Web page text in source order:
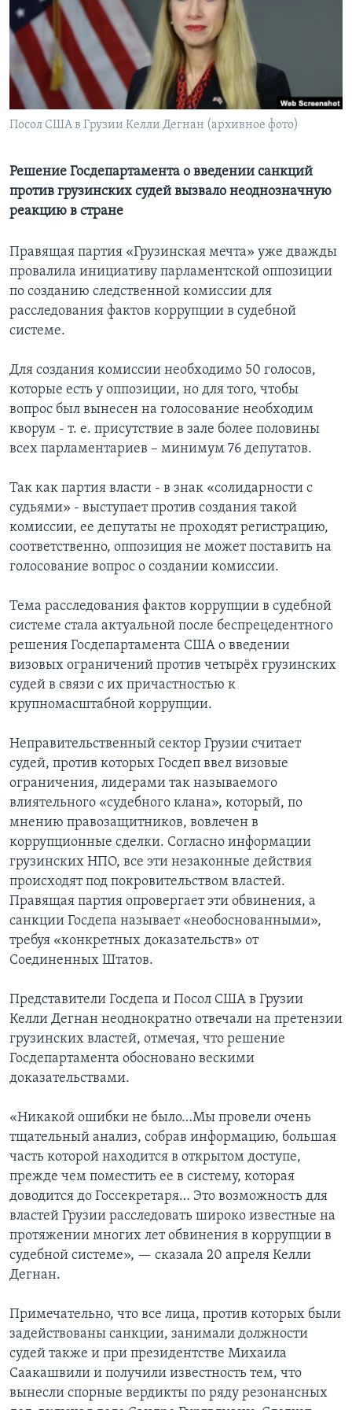
Learning English
СОЦИАЛЬНЫЕ СЕТИ
Посол США в Грузии Келли Дегнан (архивное фото)
Решение Госдепартамента о введении санкций
против грузинских судей вызвало неоднозначную
реакцию в стране
Правящая партия «Грузинская мечта» уже дважды
провалила инициативу парламентской оппозиции
по созданию следственной комиссии для
расследования фактов коррупции в судебной
системе.
Для создания комиссии необходимо 50 голосов,
которые есть у оппозиции, но для того, чтобы
вопрос был вынесен на голосование необходим
кворум - т. е. присутствие в зале более половины
всех парламентариев – минимум 76 депутатов.
Так как партия власти - в знак «солидарности с
судьями» - выступает против создания такой
комиссии, ее депутаты не проходят регистрацию,
соответственно, оппозиция не может поставить на
голосование вопрос о создании комиссии.
Тема расследования фактов коррупции в судебной
системе стала актуальной после беспрецедентного
решения Госдепартамента США о введении
визовых ограничений против четырёх грузинских
судей в связи с их причастностью к
крупномасштабной коррупции.
Неправительственный сектор Грузии считает
судей, против которых Госдеп ввел визовые
ограничения, лидерами так называемого
влиятельного «судебного клана», который, по
мнению правозащитников, вовлечен в
коррупционные сделки. Согласно информации
грузинских НПО, все эти незаконные действия
происходят под покровительством властей.
Правящая партия опровергает эти обвинения, а
санкции Госдепа называет «необоснованными»,
требуя «конкретных доказательств» от
Соединенных Штатов.
Представители Госдепа и Посол США в Грузии
Келли Дегнан неоднократно отвечали на претензии
грузинских властей, отмечая, что решение
Госдепартамента обосновано вескими
доказательствами.
«Никакой ошибки не было…Мы провели очень
тщательный анализ, собрав информацию, большая
часть которой находится в открытом доступе,
прежде чем поместить ее в систему, которая
доводится до Госсекретаря… Это возможность для
властей Грузии расследовать широко известные на
протяжении многих лет обвинения в коррупции в
судебной системе», — сказала 20 апреля Келли
Дегнан.
Примечательно, что все лица, против которых были
задействованы санкции, занимали должности
судей также и при президентстве Михаила
Саакашвили и получили известность тем, что
вынесли спорные вердикты по ряду резонансных